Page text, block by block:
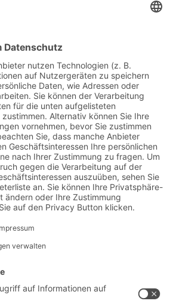
Newsletter
abonnieren